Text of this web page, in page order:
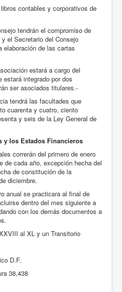
contables y corporativos de
tendrán el compromiso de
el Secretario del Consejo
elaboración de las cartas
estará a cargo del
estará integrado por dos
ser asociados titulares.-
tendrá las facultades que
cuarenta y cuatro, ciento
y seis de la Ley General de
y los Estados Financieros
correrán del primero de enero
de cada año, excepción hecha del
de constitución de la
diciembre.
anual se practicara al final de
dentro del mes siguiente a
con los demás documentos a
al XL y un Transitorio
D.F.
38,438